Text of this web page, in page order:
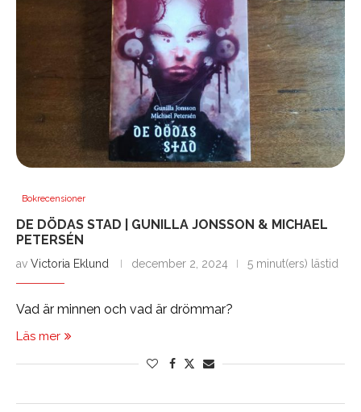
Bokrecensioner
DE DÖDAS STAD | GUNILLA JONSSON & MICHAEL
PETERSÉN
av Victoria Eklund december 2, 2024 5 minut(ers) lästid
Vad är minnen och vad är drömmar?
Läs mer